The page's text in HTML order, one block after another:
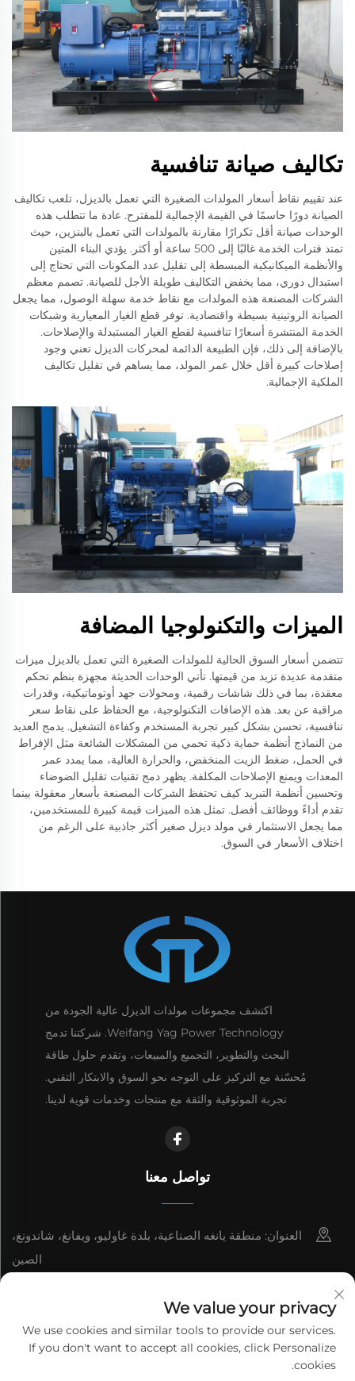
تكاليف صيانة تنافسية
عند تقييم نقاط أسعار المولدات الصغيرة التي تعمل بالديزل، تلعب تكاليف
الصيانة دورًا حاسمًا في القيمة الإجمالية للمقترح. عادة ما تتطلب هذه
الوحدات صيانة أقل تكرارًا مقارنة بالمولدات التي تعمل بالبنزين، حيث
تمتد فترات الخدمة غالبًا إلى 500 ساعة أو أكثر. يؤدي البناء المتين
والأنظمة الميكانيكية المبسطة إلى تقليل عدد المكونات التي تحتاج إلى
استبدال دوري، مما يخفض التكاليف طويلة الأجل للصيانة. تصمم معظم
الشركات المصنعة هذه المولدات مع نقاط خدمة سهلة الوصول، مما يجعل
الصيانة الروتينية بسيطة واقتصادية. توفر قطع الغيار المعيارية وشبكات
الخدمة المنتشرة أسعارًا تنافسية لقطع الغيار المستبدلة والإصلاحات.
بالإضافة إلى ذلك، فإن الطبيعة الدائمة لمحركات الديزل تعني وجود
إصلاحات كبيرة أقل خلال عمر المولد، مما يساهم في تقليل تكاليف
الملكية الإجمالية.
الميزات والتكنولوجيا المضافة
تتضمن أسعار السوق الحالية للمولدات الصغيرة التي تعمل بالديزل ميزات
متقدمة عديدة تزيد من قيمتها. تأتي الوحدات الحديثة مجهزة بنظم تحكم
معقدة، بما في ذلك شاشات رقمية، ومحولات جهد أوتوماتيكية، وقدرات
مراقبة عن بعد. هذه الإضافات التكنولوجية، مع الحفاظ على نقاط سعر
تنافسية، تحسن بشكل كبير تجربة المستخدم وكفاءة التشغيل. يدمج العديد
من النماذج أنظمة حماية ذكية تحمي من المشكلات الشائعة مثل الإفراط
في الحمل، ضغط الزيت المنخفض، والحرارة العالية، مما يمدد عمر
المعدات ويمنع الإصلاحات المكلفة. يظهر دمج تقنيات تقليل الضوضاء
وتحسين أنظمة التبريد كيف تحتفظ الشركات المصنعة بأسعار معقولة بينما
تقدم أداءً ووظائف أفضل. تمثل هذه الميزات قيمة كبيرة للمستخدمين،
مما يجعل الاستثمار في مولد ديزل صغير أكثر جاذبية على الرغم من
اختلاف الأسعار في السوق.
اكتشف مجموعات مولدات الديزل عالية الجودة من
Weifang Yag Power Technology. شركتنا تدمج
البحث والتطوير، التجميع والمبيعات، وتقدم حلول طاقة
مُحسّنة مع التركيز على التوجه نحو السوق والابتكار التقني.
تجربة الموثوقية والثقة مع منتجات وخدمات قوية لدينا.
تواصل معنا
العنوان: منطقة يانغه الصناعية، بلدة غاوليو، ويفانغ، شاندونغ،
الصين
8615006666497
[email protected]
We value your privacy
We use cookies and similar tools to provide our services.
If you don't want to accept all cookies, click Personalize
cookies.